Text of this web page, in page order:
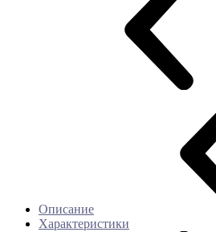
Описание
Характеристики